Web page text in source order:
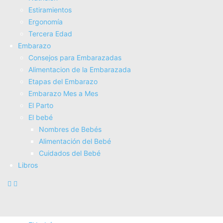
Estiramientos
Ergonomí­a
Tercera Edad
Embarazo
Consejos para Embarazadas
Alimentacion de la Embarazada
Etapas del Embarazo
Embarazo Mes a Mes
El Parto
El bebé
Nombres de Bebés
Alimentación del Bebé
Cuidados del Bebé
Libros
Fisioterapia
Electroterapia
Tratamientos
Masajes
SUPERALIMENTOS
Salud
Consejos sobre salud
Actividad Fí­sica
Nutrición
Estiramientos
Ergonomí­a
Tercera Edad
Embarazo
Consejos para Embarazadas